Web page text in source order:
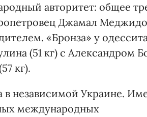
авторитет: общее
Джамал
«Бронза» у
(51 кг) с Александром
кг).
в независимой Украине.
международных